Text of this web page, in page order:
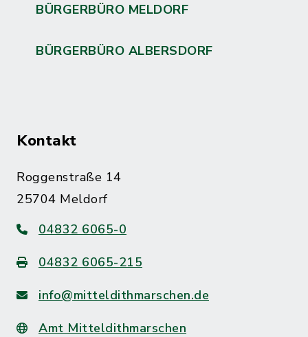
BÜRGERBÜRO MELDORF
BÜRGERBÜRO ALBERSDORF
Kontakt
Roggenstraße 14
25704 Meldorf
04832 6065-0
04832 6065-215
info@mitteldithmarschen.de
Amt Mitteldithmarschen